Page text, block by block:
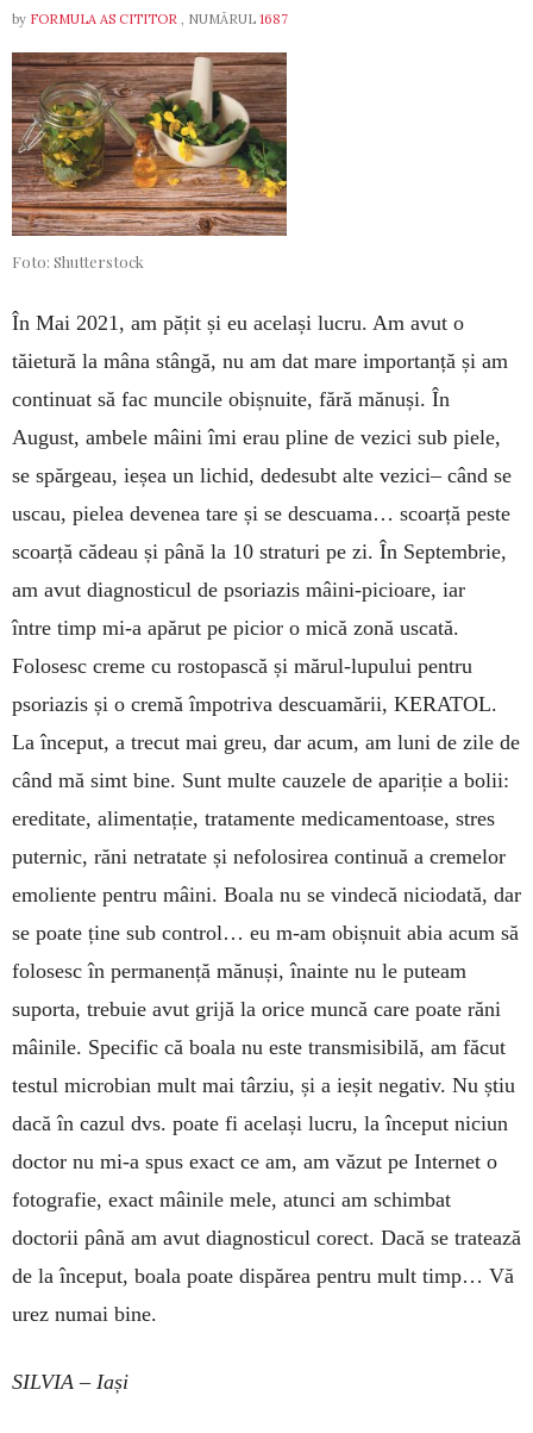
by FORMULA AS CITITOR , NUMĂRUL 1687
Foto: Shutterstock
În Mai 2021, am pățit și eu același lucru. Am avut o
tăietură la mâna stân­gă, nu am dat mare im­por­tanță și am
continuat să fac muncile obișnuite, fără mănuși. În
August, ambele mâini îmi erau pline de vezici sub piele,
se spărgeau, ieșea un lichid, dedesubt alte vezici­– când se
uscau, pielea devenea tare și se descuama… scoarță peste
scoarță cădeau și până la 10 stra­turi pe zi. În Septembrie,
am avut diagnosticul de psoriazis mâini-picioare, iar
între timp mi-a apă­rut pe picior o mică zonă uscată.
Folosesc creme cu rostopască și mărul-lupului pentru
psoriazis și o cremă împotriva descuamării, KE­RA­TOL.
La în­ceput, a trecut mai greu, dar acum, am luni de zile de
când mă simt bine. Sunt multe ca­u­zele de apariție a bolii:
ereditate, alimentație, tra­ta­mente medicamentoase, stres
puternic, răni netratate și nefolosirea continuă a cremelor
emoliente pentru mâini. Boala nu se vindecă niciodată, dar
se poate ține sub con­trol… eu m-am obișnuit abia acum să
folo­sesc în perma­nență mănuși, înainte nu le puteam
suporta, trebuie avut grijă la orice muncă care poate răni
mâinile. Specific că boala nu este trans­mi­sibilă, am făcut
testul microbian mult mai târziu, și a ieșit ne­gativ. Nu știu
dacă în cazul dvs. poate fi același lucru, la început niciun
doctor nu mi-a spus exact ce am, am văzut pe Internet o
foto­grafie, exact mâinile mele, atunci am schimbat
doctorii pâ­nă am avut diag­nosticul corect. Dacă se tratează
de la început, boala poate dispărea pentru mult timp… Vă
urez nu­mai bine.
SILVIA – Iași